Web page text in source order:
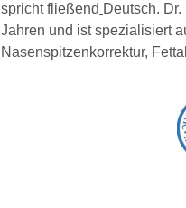
spricht fließend Deutsch.
Jahren und ist spezialisiert
Nasenspitzenkorrektur,